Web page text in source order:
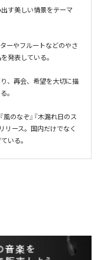
出す美しい情景をテーマ
ーやフルートなどのやさ
発表している。
、再会、希望を大切に描
。
のなぞ』『木漏れ日のス
リース。国内だけでなく
いる。